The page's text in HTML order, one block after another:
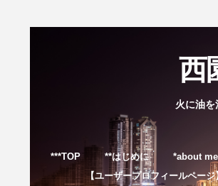
西
火に油
***TOP **はじめに *about me
【ユーザープロフィールページ